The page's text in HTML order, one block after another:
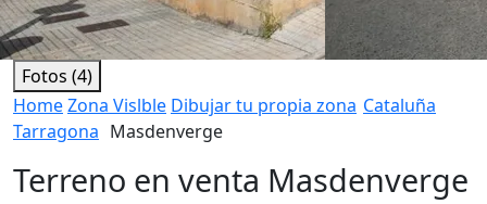
Fotos (4)
HomeZona Vislble Dibujar tu propia zona Cataluña
Tarragona Masdenverge
Terreno en venta Masdenverge